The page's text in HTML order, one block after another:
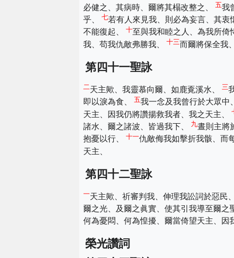
必健之、其病時、爾將其榻改整之、 五我
乎、 七若有人來見我、則必為妄言、其衷
不能復起、 十至與我和睦之人、為我所倚
我、苟我仇敵弗勝我、 十三而爾將保全我
第四十一聖詠
二 天主歟、我靈慕向爾、如鹿覔溪水、 三
即以淚為食、 五我一念及我曾行於大眾中
天主、因我仍將讚揚救我者、我之天主、
諸水、爾之諸波、皆過我下、
九晝則主將
抱憂以行、 十一仇敵侮我如擊折我骸、而
天主、
第四十二聖詠
一天主歟、祈審判我、伸理我訟詞於惡民
爾之光、及爾之眞實、使其引我導至爾之
何為憂悶、何為惶擾、爾當倚望天主、因
榮光讚詞